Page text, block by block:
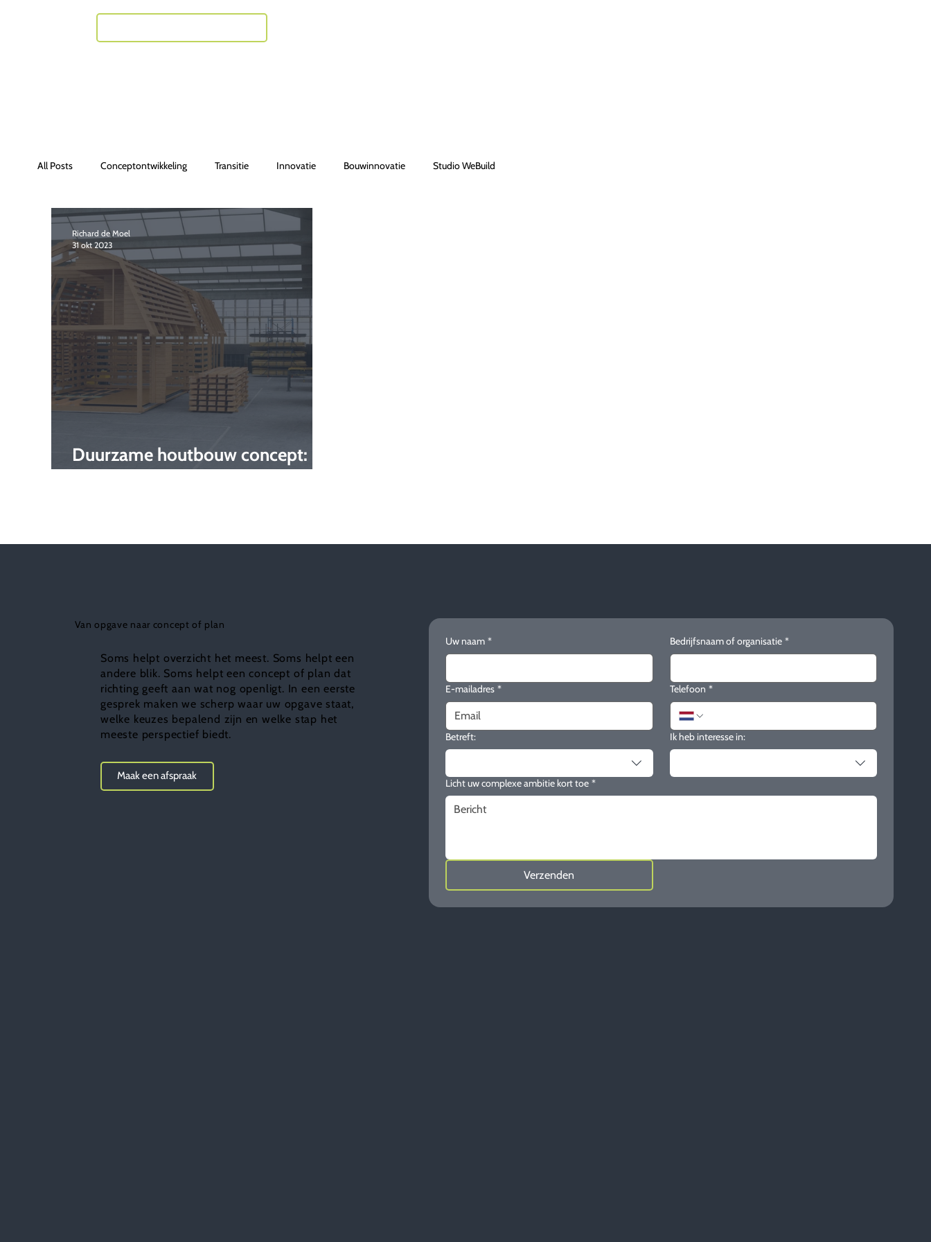
All Posts Conceptontwikkeling Transitie Innovatie Bouwinnovatie Studio WeBuild
Duurzame houtbouw concept:
innovatief en flexibel
Richard de Moel
31 okt 2023
Van opgave naar concept of plan
Soms helpt overzicht het meest. Soms helpt een
andere blik. Soms helpt een concept of plan dat
richting geeft aan wat nog openligt. In een eerste
gesprek maken we scherp waar uw opgave staat,
welke keuzes bepalend zijn en welke stap het
meeste perspectief biedt.
Maak een afspraak
Uw naam * Bedrijfsnaam of organisatie *
E-mailadres * Telefoon *
Betreft: Ik heb interesse in:
Licht uw complexe ambitie kort toe *
Verzenden